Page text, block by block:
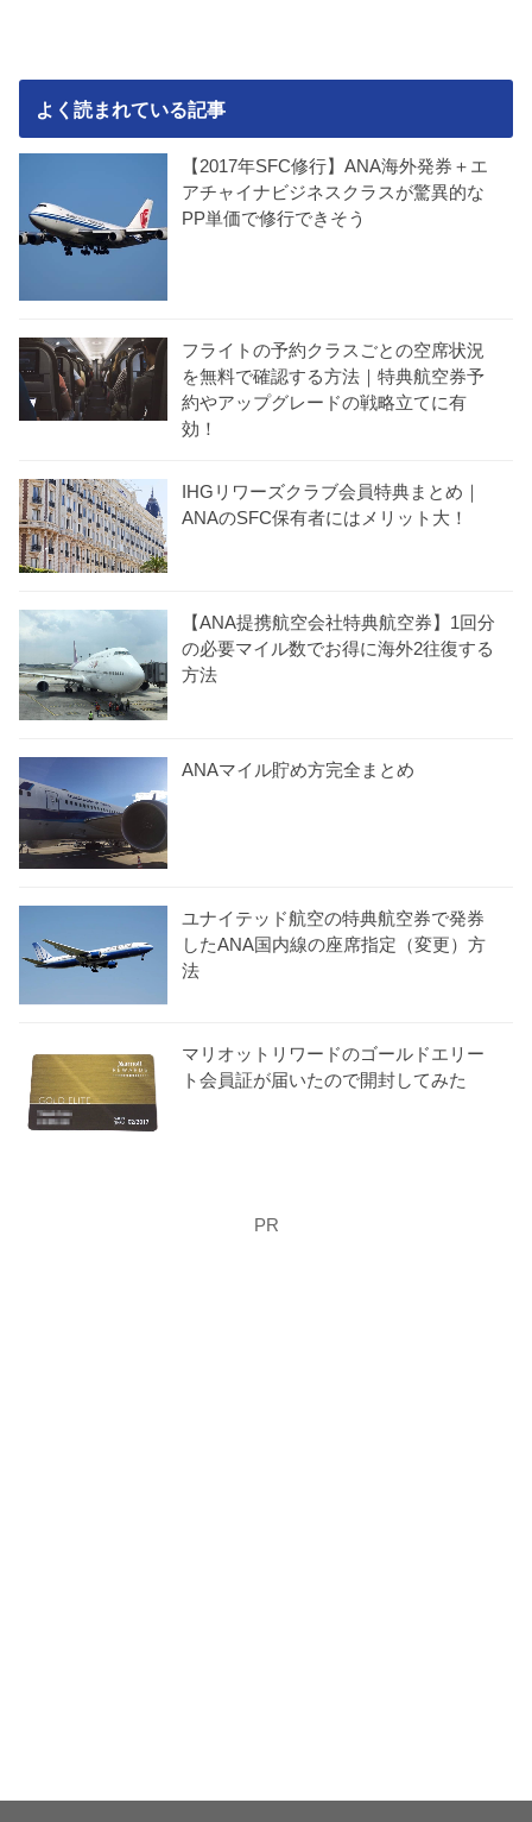
よく読まれている記事
【2017年SFC修行】ANA海外発券＋エ
アチャイナビジネスクラスが驚異的な
PP単価で修行できそう
フライトの予約クラスごとの空席状況
を無料で確認する方法｜特典航空券予
約やアップグレードの戦略立てに有
効！
IHGリワーズクラブ会員特典まとめ｜
ANAのSFC保有者にはメリット大！
【ANA提携航空会社特典航空券】1回分
の必要マイル数でお得に海外2往復する
方法
ANAマイル貯め方完全まとめ
ユナイテッド航空の特典航空券で発券
したANA国内線の座席指定（変更）方
法
マリオットリワードのゴールドエリー
ト会員証が届いたので開封してみた
PR